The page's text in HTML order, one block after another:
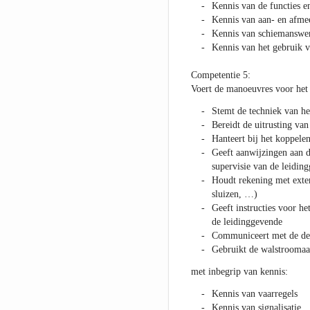
Kennis van de functies
Kennis van aan- en
Kennis van
Kennis van het gebruik
Competentie 5:
Voert de manoeuvres voor
Stemt de techniek van
Bereidt de uitrusting
Hanteert bij het
Geeft aanwijzingen aan
supervisie van de
Houdt rekening met
sluizen, …)
Geeft instructies voor
de leidinggevende
Communiceert met de
Gebruikt de
met inbegrip van kennis:
Kennis van vaarregels
Kennis van signalisatie